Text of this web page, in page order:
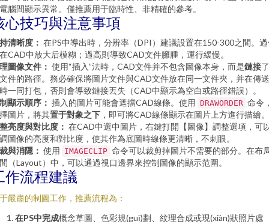
腦間顯示異常。僅推薦用于臨時性、非精確的參考。
心技巧與注意事項
清晰度： 在PS中導出時，分辨率（DPI）建議設置在150-300之間。
CAD中放大后模糊；過高則導致CAD文件臃腫，運行緩慢。
圖像文件： 使用“插入”法時，CAD文件并不包含圖像本身，而是鏈接
件的路徑。務必確保將圖片文件與CAD文件放在同一文件夾，并在傳
一同打包，否則會導致鏈接丟失（CAD中顯示為空白或路徑錯誤）。
顯示順序： 插入的圖片可能會遮擋CAD線條。使用 DRAWORDER 命令
圖片，將其置于對象之下 ，即可將CAD線條顯示在圖片上方進行描繪。
亮度與對比度： 在CAD中選中圖片，右鍵打開【圖像】調整選項，可
圖像的亮度和對比度，使其作為底圖時線條更清晰，不刺眼。
與消隱： 使用 IMAGECLIP 命令可以裁剪掉圖片不需要的部分。在布
（Layout）中，可以通過視口邊界來控制圖像的顯示范圍。
作流程建議
嚴肅的制圖工作，推薦流程為：
在PS中完成概念草圖、色彩規(guī)劃、紋理合成或現(xiàn)狀照片處